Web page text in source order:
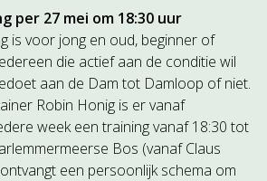
per 27 mei om 18:30 uur
is voor jong en oud, beginner of
die actief aan de conditie wil
aan de Dam tot Damloop of niet.
Robin Honig is er vanaf
week een training vanaf 18:30 tot
Bos (vanaf Claus
een persoonlijk schema om